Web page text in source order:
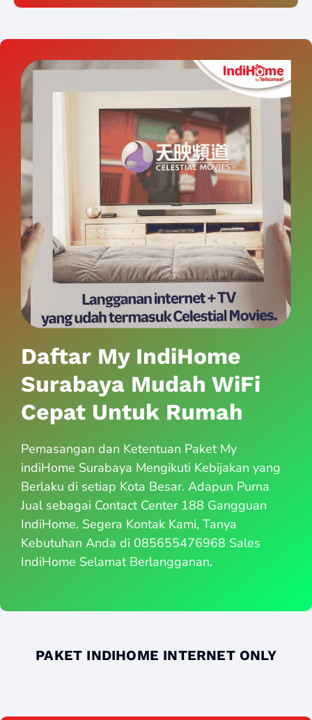
Daftar My IndiHome
Surabaya Mudah WiFi
Cepat Untuk Rumah
Pemasangan dan Ketentuan Paket My
indiHome Surabaya Mengikuti Kebijakan yang
Berlaku di setiap Kota Besar. Adapun Purna
Jual sebagai Contact Center 188 Gangguan
IndiHome. Segera Kontak Kami, Tanya
Kebutuhan Anda di 085655476968 Sales
IndiHome Selamat Berlangganan.
PAKET INDIHOME INTERNET ONLY